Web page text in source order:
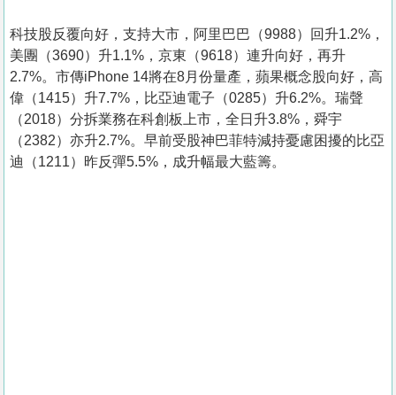
科技股反覆向好，支持大市，阿里巴巴（9988）回升1.2%，
美團（3690）升1.1%，京東（9618）連升向好，再升
2.7%。市傳iPhone 14將在8月份量產，蘋果概念股向好，高
偉（1415）升7.7%，比亞迪電子（0285）升6.2%。瑞聲
（2018）分拆業務在科創板上市，全日升3.8%，舜宇
（2382）亦升2.7%。早前受股神巴菲特減持憂慮困擾的比亞
迪（1211）昨反彈5.5%，成升幅最大藍籌。